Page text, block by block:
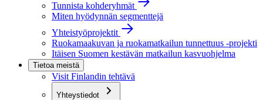
Tunnista kohderyhmät
Miten hyödynnän segmenttejä
Yhteistyöprojektit
Ruokamaakuvan ja ruokamatkailun tunnettuus -projekti
Itäisen Suomen kestävän matkailun kasvuohjelma
Tietoa meistä
Visit Finlandin tehtävä
Yhteystiedot